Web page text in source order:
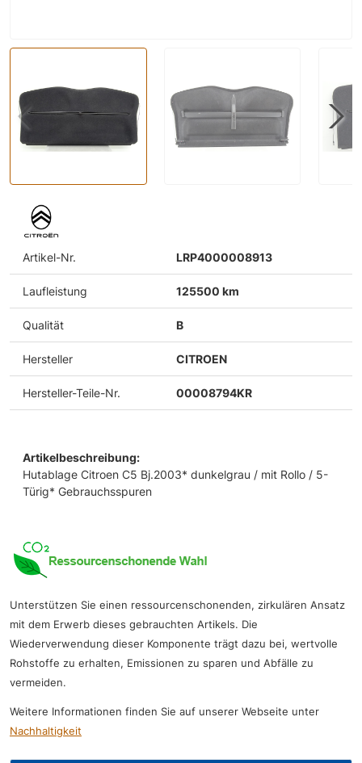
Artikel-Nr. LRP4000008913
Laufleistung 125500 km
Qualität B
Hersteller CITROEN
Hersteller-Teile-Nr. 00008794KR
Artikelbeschreibung:
Hutablage Citroen C5 Bj.2003* dunkelgrau / mit Rollo / 5-
Türig* Gebrauchsspuren
Unterstützen Sie einen ressourcenschonenden, zirkulären Ansatz
mit dem Erwerb dieses gebrauchten Artikels. Die
Wiederverwendung dieser Komponente trägt dazu bei, wertvolle
Rohstoffe zu erhalten, Emissionen zu sparen und Abfälle zu
vermeiden.
Weitere Informationen finden Sie auf unserer Webseite unter
Nachhaltigkeit